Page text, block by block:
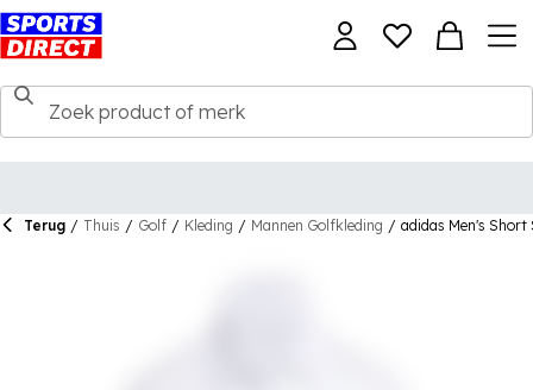
Terug / Thuis / Golf / Kleding / Mannen Golfkleding / adidas Men's Short